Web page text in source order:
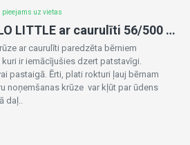
pieejams uz vietas
Mācību krūze HELLO LITTLE ar caurulīti 56/500 beige
ar caurulīti paredzēta bērniem
ir iemācījušies dzert patstavīgi.
pastaigā. Ērti, plati rokturi ļauj bērnam
noņemšanas krūze var kļūt par ūdens
daļ..